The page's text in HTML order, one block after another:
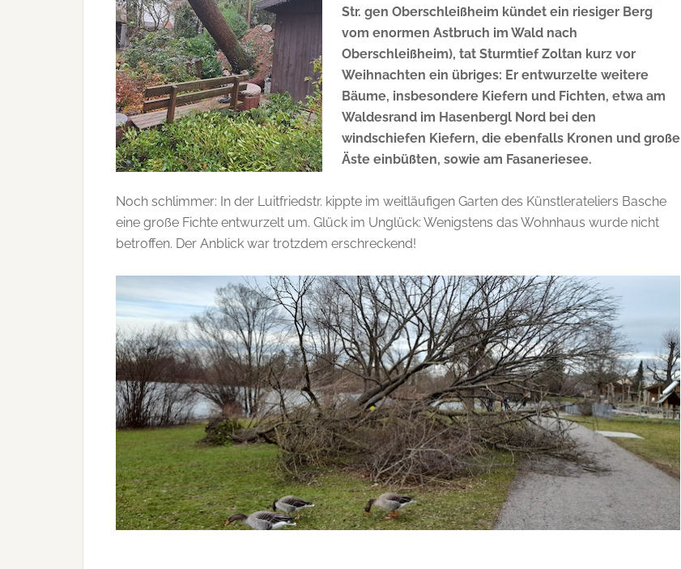
Str. gen Oberschleißheim kündet ein riesiger Berg
vom enormen Astbruch im Wald nach
Oberschleißheim), tat Sturmtief Zoltan kurz vor
Weihnachten ein übriges: Er entwurzelte weitere
Bäume, insbesondere Kiefern und Fichten, etwa am
Waldesrand im Hasenbergl Nord bei den
windschiefen Kiefern, die ebenfalls Kronen und große
Äste einbüßten, sowie am Fasaneriesee.
Noch schlimmer: In der Luitfriedstr. kippte im weitläufigen Garten des Künstlerateliers Basche
eine große Fichte entwurzelt um. Glück im Unglück: Wenigstens das Wohnhaus wurde nicht
betroffen. Der Anblick war trotzdem erschreckend!